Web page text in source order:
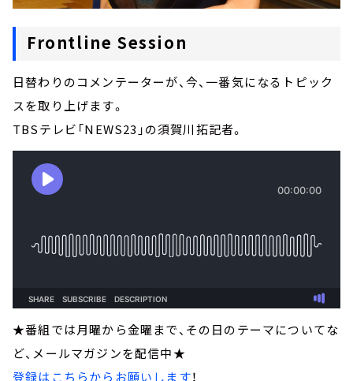
Frontline Session
日替わりのコメンテーターが、今、一番気になるトピック
スを取り上げます。
TBSテレビ「NEWS23」の須賀川拓記者。
★番組では月曜から金曜まで、その日のテーマについてな
ど、メールマガジンを配信中★
登録はこちらからお願いします！